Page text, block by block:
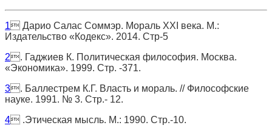
1 Дарио Салас Соммэр. Мораль ХХ века. М.:
Издательство «Кодекс». 2014. Стр-5
2. Гаджиев К. Политическая философия. Москва.
«Экономика». 1999. Стр. -371.
3. Баллестрем К.Г. Власть и мораль. // Философские
науке. 1991. № 3. Стр.- 12.
4 .Этическая мысль. М.: 1990. Стр.-10.